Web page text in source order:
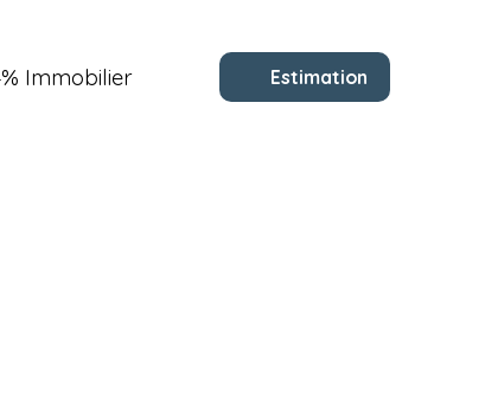
Immobilier Estimation